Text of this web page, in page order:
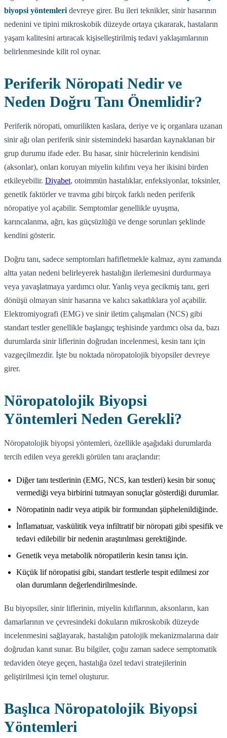
biyopsi yöntemleri devreye girer. Bu ileri teknikler, sinir hasarının
nedenini ve tipini mikroskobik düzeyde ortaya çıkararak, hastaların
yaşam kalitesini artıracak kişiselleştirilmiş tedavi yaklaşımlarının
belirlenmesinde kilit rol oynar.
Periferik Nöropati Nedir ve
Neden Doğru Tanı Önemlidir?
Periferik nöropati, omurilikten kaslara, deriye ve iç organlara uzanan
sinir ağı olan periferik sinir sistemindeki hasardan kaynaklanan bir
grup durumu ifade eder. Bu hasar, sinir hücrelerinin kendisini
(aksonlar), onları koruyan miyelin kılıfını veya her ikisini birden
etkileyebilir. Diyabet, otoimmün hastalıklar, enfeksiyonlar, toksinler,
genetik faktörler ve travma gibi birçok farklı neden periferik
nöropatiye yol açabilir. Semptomlar genellikle uyuşma,
karıncalanma, ağrı, kas güçsüzlüğü ve denge sorunları şeklinde
kendini gösterir.
Doğru tanı, sadece semptomları hafifletmekle kalmaz, aynı zamanda
altta yatan nedeni belirleyerek hastalığın ilerlemesini durdurmaya
veya yavaşlatmaya yardımcı olur. Yanlış veya gecikmiş tanı, geri
dönüşü olmayan sinir hasarına ve kalıcı sakatlıklara yol açabilir.
Elektromiyografi (EMG) ve sinir iletim çalışmaları (NCS) gibi
standart testler genellikle başlangıç teşhisinde yardımcı olsa da, bazı
durumlarda sinir liflerinin doğrudan incelenmesi, kesin tanı için
vazgeçilmezdir. İşte bu noktada nöropatolojik biyopsiler devreye
girer.
Nöropatolojik Biyopsi
Yöntemleri Neden Gerekli?
Nöropatolojik biyopsi yöntemleri, özellikle aşağıdaki durumlarda
tercih edilen veya gerekli görülen tanı araçlarıdır:
Diğer tanı testlerinin (EMG, NCS, kan testleri) kesin bir sonuç
vermediği veya birbirini tutmayan sonuçlar gösterdiği durumlar.
Nöropatinin nadir veya atipik bir formundan şüphelenildiğinde.
İnflamatuar, vaskülitik veya infiltratif bir nöropati gibi spesifik ve
tedavi edilebilir bir nedenin araştırılması gerektiğinde.
Genetik veya metabolik nöropatilerin kesin tanısı için.
Küçük lif nöropatisi gibi, standart testlerle tespit edilmesi zor
olan durumların değerlendirilmesinde.
Bu biyopsiler, sinir liflerinin, miyelin kılıflarının, aksonların, kan
damarlarının ve çevresindeki dokuların mikroskobik düzeyde
incelenmesini sağlayarak, hastalığın patolojik mekanizmalarına dair
doğrudan kanıt sunar. Bu bilgiler, çoğu zaman sadece semptomatik
tedaviden öteye geçen, hastalığa özel tedavi stratejilerinin
geliştirilmesi için temel oluşturur.
Başlıca Nöropatolojik Biyopsi
Yöntemleri